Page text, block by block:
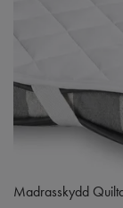
Madrasskydd